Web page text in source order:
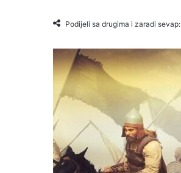
Podijeli sa drugima i zaradi sevap: